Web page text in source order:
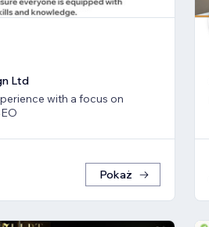
Ltd
with a focus on
Pokaż